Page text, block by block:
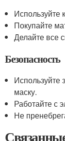
Используйте
Покупайте
Делайте все
Безопасность
Используйте
маску.
Работайте с
Не